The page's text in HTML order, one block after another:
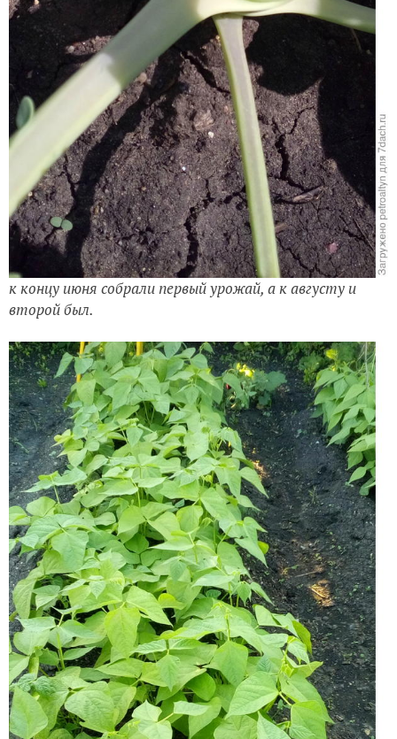
к концу июня собрали первый урожай, а к августу и
второй был.